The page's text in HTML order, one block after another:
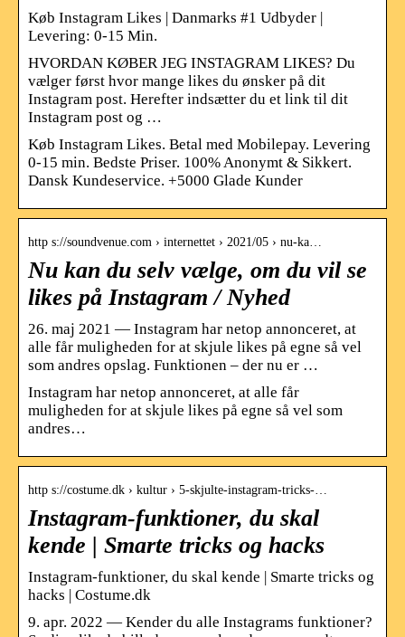
Køb Instagram Likes | Danmarks #1 Udbyder |
Levering: 0-15 Min.
HVORDAN KØBER JEG INSTAGRAM LIKES? Du
vælger først hvor mange likes du ønsker på dit
Instagram post. Herefter indsætter du et link til dit
Instagram post og …
Køb Instagram Likes. Betal med Mobilepay. Levering
0-15 min. Bedste Priser. 100% Anonymt & Sikkert.
Dansk Kundeservice. +5000 Glade Kunder
http s://soundvenue.com › internettet › 2021/05 › nu-ka…
Nu kan du selv vælge, om du vil se
likes på Instagram / Nyhed
26. maj 2021 — Instagram har netop annonceret, at
alle får muligheden for at skjule likes på egne så vel
som andres opslag. Funktionen – der nu er …
Instagram har netop annonceret, at alle får
muligheden for at skjule likes på egne så vel som
andres…
http s://costume.dk › kultur › 5-skjulte-instagram-tricks-…
Instagram-funktioner, du skal
kende | Smarte tricks og hacks
Instagram-funktioner, du skal kende | Smarte tricks og
hacks | Costume.dk
9. apr. 2022 — Kender du alle Instagrams funktioner?